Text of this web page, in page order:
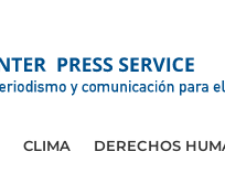
CLIMA DERECHOS